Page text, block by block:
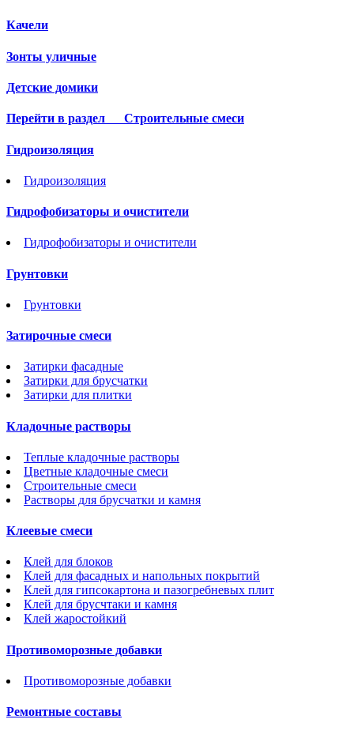
Качели
Зонты уличные
Детские домики
Перейти в раздел Строительные смеси
Гидроизоляция
Гидроизоляция
Гидрофобизаторы и очистители
Гидрофобизаторы и очистители
Грунтовки
Грунтовки
Затирочные смеси
Затирки фасадные
Затирки для брусчатки
Затирки для плитки
Кладочные растворы
Теплые кладочные растворы
Цветные кладочные смеси
Строительные смеси
Растворы для брусчатки и камня
Клеевые смеси
Клей для блоков
Клей для фасадных и напольных покрытий
Клей для гипсокартона и пазогребневых плит
Клей для брусчтаки и камня
Клей жаростойкий
Противоморозные добавки
Противоморозные добавки
Ремонтные составы